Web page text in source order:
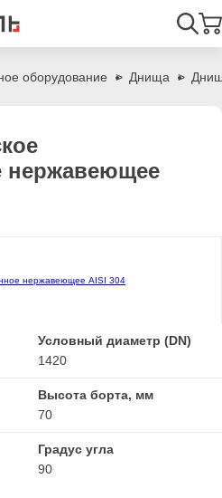
оборудование Днища
нержавеющее
Условный диаметр (DN)
1420
Высота борта, мм
70
Градус угла
90